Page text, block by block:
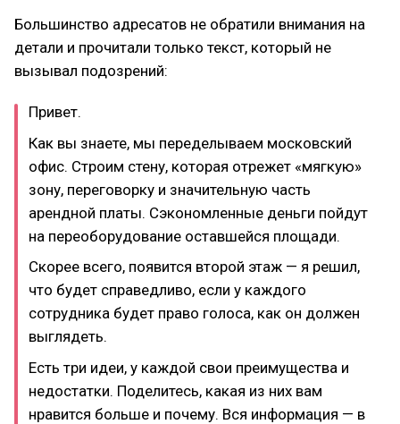
Большинство адресатов не обратили внимания на
детали и прочитали только текст, который не
вызывал подозрений:
Привет.
Как вы знаете, мы переделываем московский
офис. Строим стену, которая отрежет «мягкую»
зону, переговорку и значительную часть
арендной платы. Сэкономленные деньги пойдут
на переоборудование оставшейся площади.
Скорее всего, появится второй этаж — я решил,
что будет справедливо, если у каждого
сотрудника будет право голоса, как он должен
выглядеть.
Есть три идеи, у каждой свои преимущества и
недостатки. Поделитесь, какая из них вам
нравится больше и почему. Вся информация — в